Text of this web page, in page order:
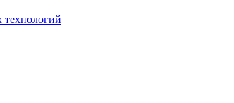
технологий